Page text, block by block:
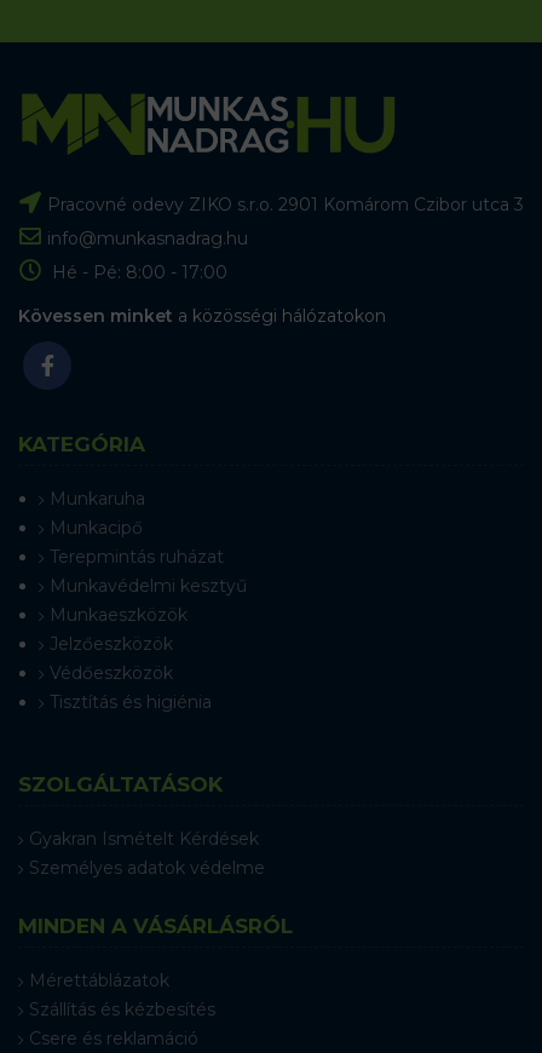
Pracovné odevy ZIKO s.r.o. 2901 Komárom Czibor utca 3
info@munkasnadrag.hu
Hé - Pé: 8:00 - 17:00
Kövessen minket a közösségi hálózatokon
KATEGÓRIA
Munkaruha
Munkacipő
Terepmintás ruházat
Munkavédelmi kesztyű
Munkaeszközök
Jelzőeszközök
Védőeszközök
Tisztítás és higiénia
SZOLGÁLTATÁSOK
Gyakran Ismételt Kérdések
Személyes adatok védelme
MINDEN A VÁSÁRLÁSRÓL
Mérettáblázatok
Szállítás és kézbesítés
Csere és reklamáció